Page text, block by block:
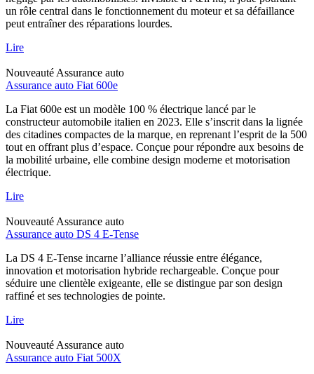
un rôle central dans le fonctionnement du moteur et sa défaillance
peut entraîner des réparations lourdes.
Lire
Nouveauté Assurance auto
Assurance auto Fiat 600e
La Fiat 600e est un modèle 100 % électrique lancé par le
constructeur automobile italien en 2023. Elle s’inscrit dans la lignée
des citadines compactes de la marque, en reprenant l’esprit de la 500
tout en offrant plus d’espace. Conçue pour répondre aux besoins de
la mobilité urbaine, elle combine design moderne et motorisation
électrique.
Lire
Nouveauté Assurance auto
Assurance auto DS 4 E-Tense
La DS 4 E-Tense incarne l’alliance réussie entre élégance,
innovation et motorisation hybride rechargeable. Conçue pour
séduire une clientèle exigeante, elle se distingue par son design
raffiné et ses technologies de pointe.
Lire
Nouveauté Assurance auto
Assurance auto Fiat 500X